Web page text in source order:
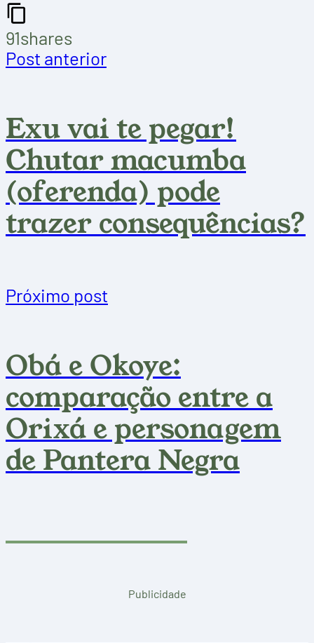
91shares
Post anterior
Exu vai te pegar!
Chutar macumba
(oferenda) pode
trazer consequências?
Próximo post
Obá e Okoye:
comparação entre a
Orixá e personagem
de Pantera Negra
Publicidade